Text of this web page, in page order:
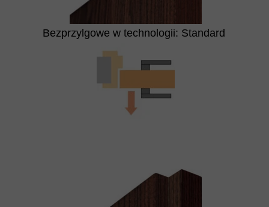
Bezprzylgowe w technologii: Standard